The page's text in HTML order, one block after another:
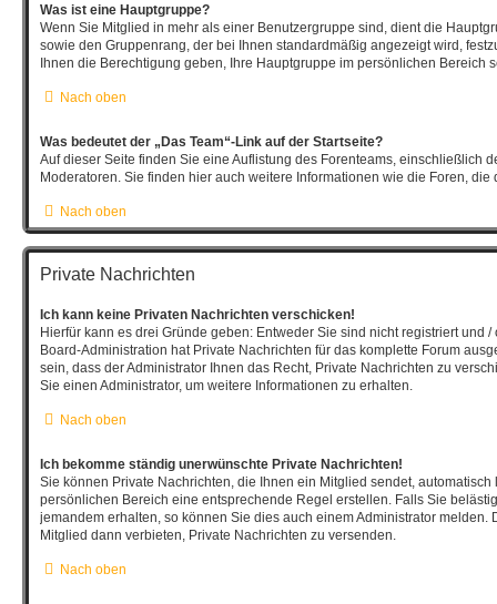
Was ist eine Hauptgruppe?
Wenn Sie Mitglied in mehr als einer Benutzergruppe sind, dient die
sowie den Gruppenrang, der bei Ihnen standardmäßig angezeigt wird,
Ihnen die Berechtigung geben, Ihre Hauptgruppe im persönlichen Bereich
Nach oben
Was bedeutet der „Das Team“-Link auf der Startseite?
Auf dieser Seite finden Sie eine Auflistung des Forenteams, einschließlich
Moderatoren. Sie finden hier auch weitere Informationen wie die Foren,
Nach oben
Private Nachrichten
Ich kann keine Privaten Nachrichten verschicken!
Hierfür kann es drei Gründe geben: Entweder Sie sind nicht registriert und
Board-Administration hat Private Nachrichten für das komplette Forum
sein, dass der Administrator Ihnen das Recht, Private Nachrichten zu
Sie einen Administrator, um weitere Informationen zu erhalten.
Nach oben
Ich bekomme ständig unerwünschte Private Nachrichten!
Sie können Private Nachrichten, die Ihnen ein Mitglied sendet,
persönlichen Bereich eine entsprechende Regel erstellen. Falls Sie
jemandem erhalten, so können Sie dies auch einem Administrator melden.
Mitglied dann verbieten, Private Nachrichten zu versenden.
Nach oben